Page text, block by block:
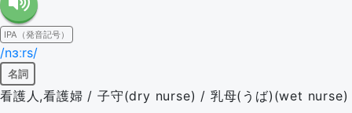
IPA（発音記号）
/nɜːrs/
名詞
看護人,看護婦 / 子守(dry nurse) / 乳母(うば)(wet nurse)